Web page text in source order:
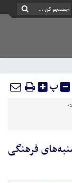
پ
فرهنگی